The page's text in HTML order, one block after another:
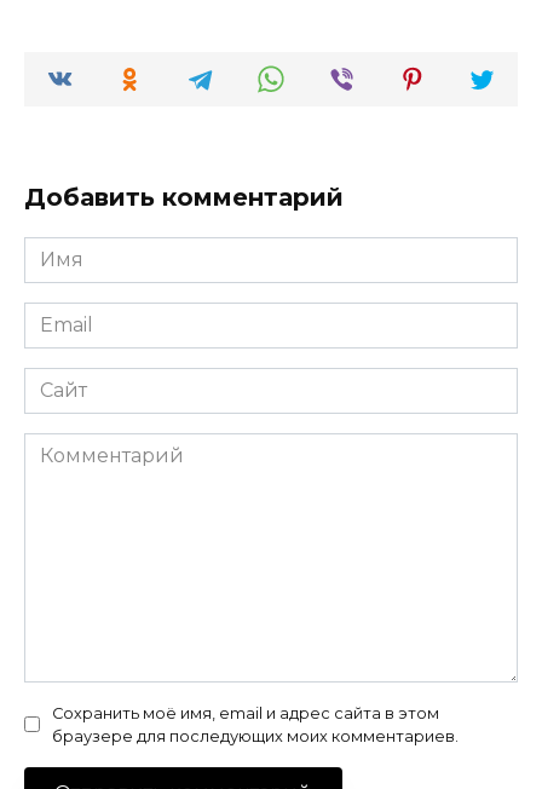
Добавить комментарий
Имя
*
Email
*
Сайт
Комментарий
Сохранить моё имя, email и адрес сайта в этом
браузере для последующих моих комментариев.